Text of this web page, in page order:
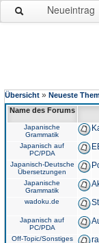
Neueintrag
Übersicht » Neueste
Name des Forums
Japanische
Grammatik
Japanisch auf
PC/PDA
Japanisch-Deutsche
Übersetzungen
Japanische
Grammatik
wadoku.de
Japanisch auf
PC/PDA
Off-Topic/Sonstiges